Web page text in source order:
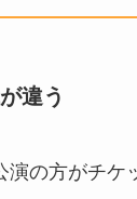
違う
演の方がチケ